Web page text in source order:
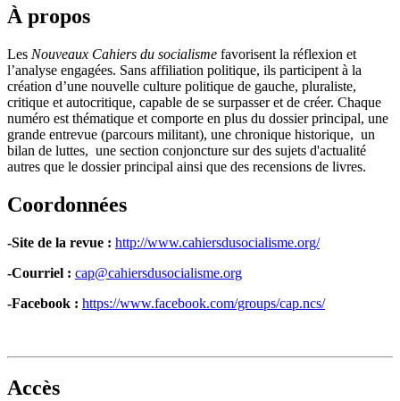
À propos
Les Nouveaux Cahiers du socialisme favorisent la réflexion et
l’analyse engagées. Sans affiliation politique, ils participent à la
création d’une nouvelle culture politique de gauche, pluraliste,
critique et autocritique, capable de se surpasser et de créer. Chaque
numéro est thématique et comporte en plus du dossier principal, une
grande entrevue (parcours militant), une chronique historique, un
bilan de luttes, une section conjoncture sur des sujets d'actualité
autres que le dossier principal ainsi que des recensions de livres.
Coordonnées
-Site de la revue : http://www.cahiersdusocialisme.org/
-Courriel : cap@cahiersdusocialisme.org
-Facebook : https://www.facebook.com/groups/cap.ncs/
Accès